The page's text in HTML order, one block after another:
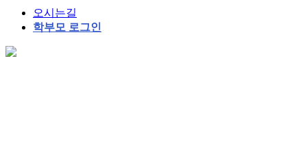
오시는길
학부모 로그인